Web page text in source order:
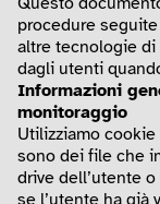
procedure
altre tecnologie
dagli utenti
Informazioni
monitoraggio
Utilizziamo
sono dei file che
drive dell’utente
se l’utente ha già